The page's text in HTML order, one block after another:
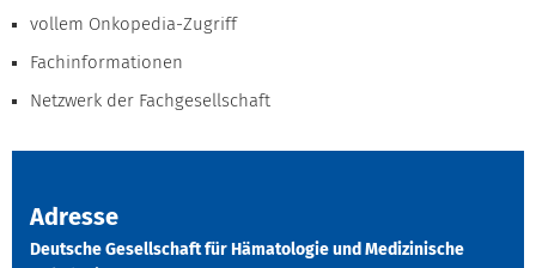
vollem Onkopedia-Zugriff
Fachinformationen
Netzwerk der Fachgesellschaft
Adresse
Deutsche Gesellschaft für Hämatologie und Medizinische